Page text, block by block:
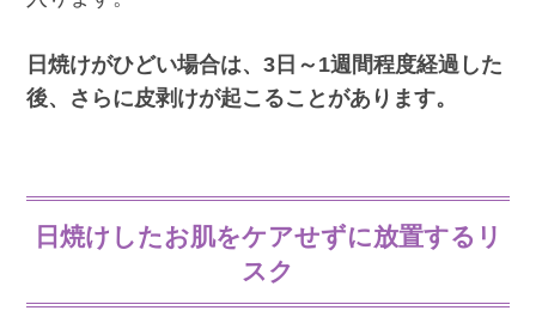
日焼けがひどい場合は、3日～1週間程度経過した
後、さらに皮剥けが起こることがあります。
日焼けしたお肌をケアせずに放置するリ
スク